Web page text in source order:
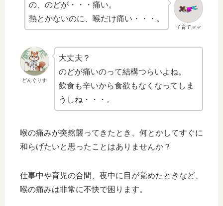
子育てママ
の、のどが・・・痛い。
熱とかないのに、喉だけ痛い・・・。
どんぐりす
大丈夫？
のどが痛いのって結構つらいよね。
飲食も辛いから食欲もなくなってしま
うしね・・・。
喉の痛みが突然襲ってきたとき、何とかしてすぐに
和らげたいと思ったことはありませんか？
仕事中や育児の合間、夜中に目が覚めたときなど、
喉の痛みは非常に不快で困ります。